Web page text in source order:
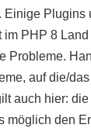
Einige Plugins
PHP 8
Probleme.
auf die/
auch hier:
möglich den